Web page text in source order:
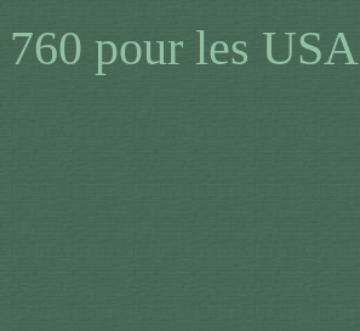
760 pour les USA